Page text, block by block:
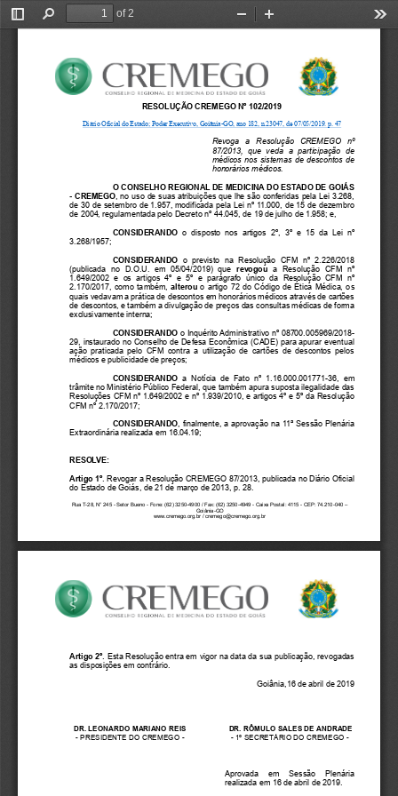
Toggle
Find
of 2
Zoom
Rua T-28, N° 245 Setor Bueno Fone: (62) 3250 -4900 / Fax: (62) 3250 4949 Caixa Postal: 4115 CEP: 74.210 040
Goiânia GO
www.cremego.org.br / cremego@cremego.org.br
RESOLUÇÃO CREMEGO Nº 102/2019
Diário Oficial do Estado; Poder Executivo, Goiânia-GO, ano 182, n.23047 , de 07/05/2019. p. 47
Revoga  a  Resolução  CREMEGO  nº
87/2013,
que  veda  a  participação  de
médicos nos sistemas de descontos de
honorários médicos.
O CONSELHO REGIONAL DE MEDICINA DO ESTADO DE GOIÁS
- CREMEGO , no uso de suas atribuições que lhe são conferidas pela Lei 3.268,
de 30 de setembro de 1.957, modificada pela Lei nº 11.000, de 15 de dezembro
de 2004, regulamentada pelo Decreto nº 44.045, de 19 de julho de 1.958; e,
CONSIDERANDO o  disposto  nos  artigos  2º 3º  e  15 da  Lei  nº
3.268/1957;
CONSIDERANDO o  previsto  na  Resolução  CFM nº 2.226/2018
(publicada  no  D.O.U.  em  05/04/2019) que revogou a  Resolução  CFM  nº
1.649/2002  e os  artigos  4º  e 5º  e parágrafo único  da  Resolução  CFM  nº
2.170/2017, como também,
alterou o artigo 72 do Código de Ética Médica, os
quais vedavam a prática de descontos em honorários médicos através de cartões
de descontos, e também a divulgação de preços das consultas médicas de forma
exclusivamente interna;
CONSIDERANDO o Inquérito Administrativo nº 08700.005969/2018-
29, instaurado no Conselho de Defesa Econômica (CADE) para apurar eventual
ação  praticada  pelo  CFM  contra  a  utilização  de  cartões  de  descontos  pelos
médicos e publicidade de preços;
CONSIDERANDO a  Notícia  de  Fato  nº  1 .16.000.001771-36,  em
trâmite no Ministério Público Federal, que também apura suposta ilegalidade das
Resoluções CFM nº 1.649/2002 e nº 1.939/2010, e artigos 4º e 5º da Resolução
CFM nº 2.170/2017;
CONSIDERANDO , finalmente, a aprovação na 11ª Sessão Plenária
Extraordinária realizada em 16.04.19;
RESOLVE:
Artigo 1º. Revogar a Resolução CREMEGO 87/2013, publicada no Diário Oficial
do Estado de Goiás , de 21 de março de 2013 , p. 28.
Artigo 2º. Esta Resolução entra em vigor na data da sua publicação, revogadas
as disposições em contrário.
Goiânia, 16 de abril de 2019
DR. LEONARDO MARIANO REIS DR. RÔMULO SALES DE ANDRADE
- PRESIDENTE DO CREMEGO - - 1º SECRETÁRIO DO CREMEGO -
Aprovada  em  Sessão  Plenária
realizada em 16 de abril de 2019.